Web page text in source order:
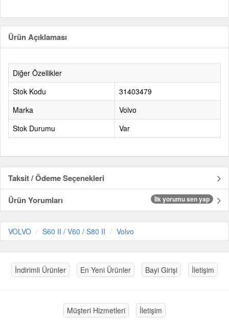
Ürün Açıklaması
Diğer Özellikler
Stok Kodu
31403479
Marka
Volvo
Stok Durumu
Var
Taksit / Ödeme Seçenekleri
Ürün Yorumları
İlk yorumu sen yap
VOLVO S60 II / V60 / S80 II Volvo
İndirimli Ürünler En Yeni Ürünler Bayi Girişi İletişim
Müşteri Hizmetleri İletişim